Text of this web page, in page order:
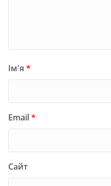
Ім'я *
Email*
Сайт